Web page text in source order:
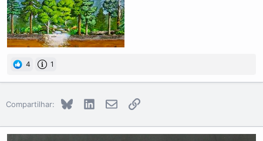
4 1
Compartilhar: Bluesky LinkedInE-mailLink